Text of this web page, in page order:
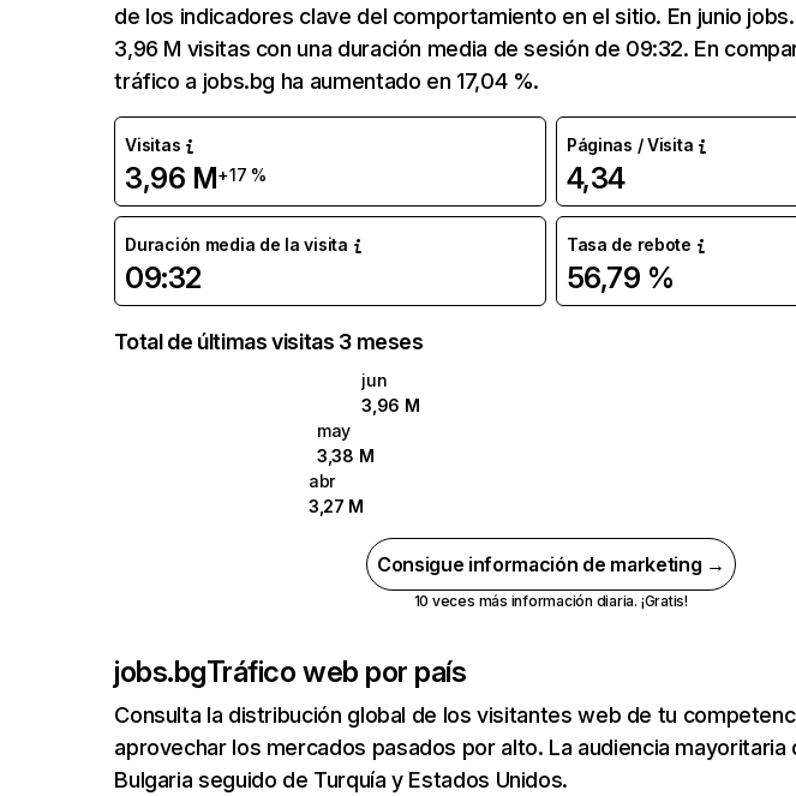
de los indicadores clave del comportamiento en el sitio. En junio
3,96 M visitas con una duración media de sesión de 09:32. En
tráfico a jobs.bg ha aumentado en 17,04 %.
Visitas
3,96 M+17 %
Páginas / Visita
4,34
Duración media de la visita
09:32
Tasa de rebote
56,79 %
Total de últimas visitas 3 meses
jun
3,96 M
may
3,38 M
abr
3,27 M
Consigue información de marketing →
10 veces más información diaria. ¡Gratis!
jobs.bgTráfico web por país
Consulta la distribución global de los visitantes web de tu
aprovechar los mercados pasados por alto. La audiencia
Bulgaria seguido de Turquía y Estados Unidos.